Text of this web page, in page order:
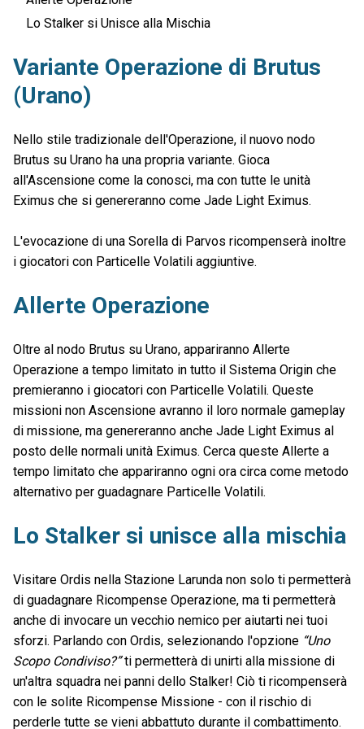
Lo Stalker si Unisce alla Mischia
Variante Operazione di Brutus
(Urano)
Nello stile tradizionale dell'Operazione, il nuovo nodo
Brutus su Urano ha una propria variante. Gioca
all'Ascensione come la conosci, ma con tutte le unità
Eximus che si genereranno come Jade Light Eximus.
L'evocazione di una Sorella di Parvos ricompenserà inoltre
i giocatori con Particelle Volatili aggiuntive.
Allerte Operazione
Oltre al nodo Brutus su Urano, appariranno Allerte
Operazione a tempo limitato in tutto il Sistema Origin che
premieranno i giocatori con Particelle Volatili. Queste
missioni non Ascensione avranno il loro normale gameplay
di missione, ma genereranno anche Jade Light Eximus al
posto delle normali unità Eximus. Cerca queste Allerte a
tempo limitato che appariranno ogni ora circa come metodo
alternativo per guadagnare Particelle Volatili.
Lo Stalker si unisce alla mischia
Visitare Ordis nella Stazione Larunda non solo ti permetterà
di guadagnare Ricompense Operazione, ma ti permetterà
anche di invocare un vecchio nemico per aiutarti nei tuoi
sforzi. Parlando con Ordis, selezionando l'opzione “Uno
Scopo Condiviso?”ti permetterà di unirti alla missione di
un'altra squadra nei panni dello Stalker! Ciò ti ricompenserà
con le solite Ricompense Missione - con il rischio di
perderle tutte se vieni abbattuto durante il combattimento.